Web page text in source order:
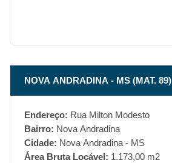
NOVA ANDRADINA - MS (MAT. 89)
Endereço: Rua Milton Modesto
Bairro: Nova Andradina
Cidade: Nova Andradina - MS
Área Bruta Locável: 1.173,00 m2